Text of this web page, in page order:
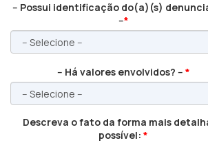
-- Possui identificação do(a)(s)
--*
-- Há valores envolvidos? -- *
Descreva o fato da forma mais
possível:*